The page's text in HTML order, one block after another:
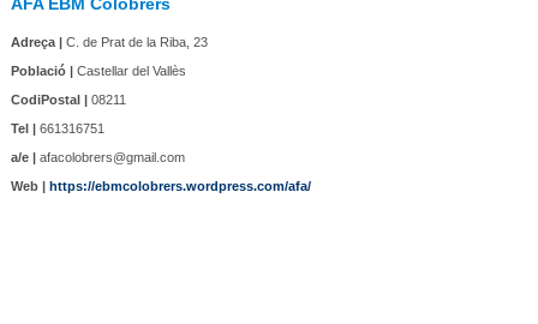
Adreça |C. de Prat de la Riba, 23
Població |Castellar del Vallès
CodiPostal |08211
Tel |661316751
a/e |afacolobrers@gmail.com
Web | https://ebmcolobrers.wordpress.com/afa/